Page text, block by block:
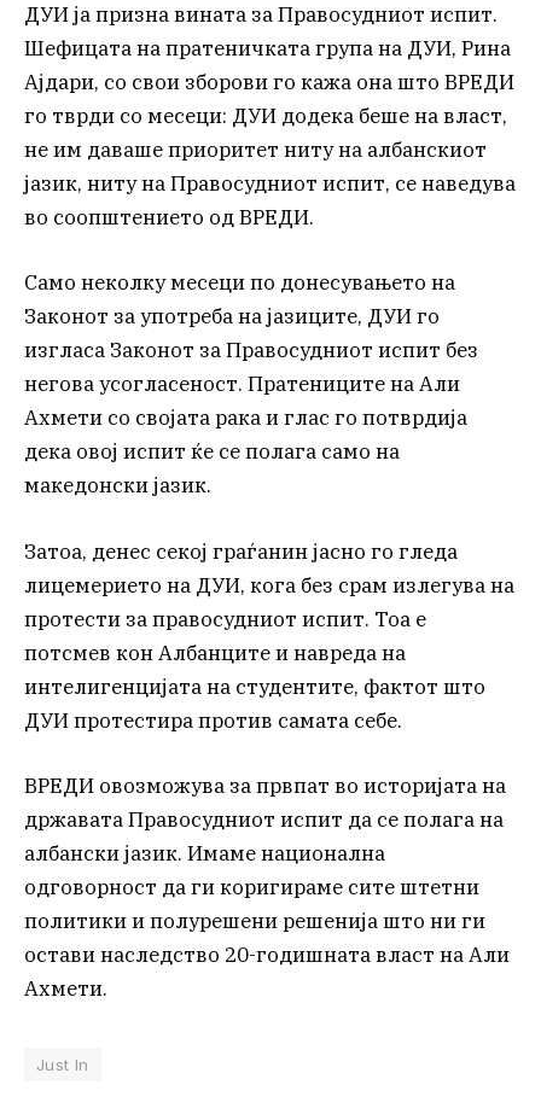
ДУИ ја призна вината за Правосудниот испит.
Шефицата на пратеничката група на ДУИ, Рина
Ајдари, со свои зборови го кажа она што ВРЕДИ
го тврди со месеци: ДУИ додека беше на власт,
не им даваше приоритет ниту на албанскиот
јазик, ниту на Правосудниот испит, се наведува
во соопштението од ВРЕДИ.
Само неколку месеци по донесувањето на
Законот за употреба на јазиците, ДУИ го
изгласа Законот за Правосудниот испит без
негова усогласеност. Пратениците на Али
Ахмети со својата рака и глас го потврдија
дека овој испит ќе се полага само на
македонски јазик.
Затоа, денес секој граѓанин јасно го гледа
лицемерието на ДУИ, кога без срам излегува на
протести за правосудниот испит. Тоа е
потсмев кон Албанците и навреда на
интелигенцијата на студентите, фактот што
ДУИ протестира против самата себе.
ВРЕДИ овозможува за првпат во историјата на
државата Правосудниот испит да се полага на
албански јазик. Имаме национална
одговорност да ги коригираме сите штетни
политики и полурешени решенија што ни ги
остави наследство 20-годишната власт на Али
Ахмети.
Just In